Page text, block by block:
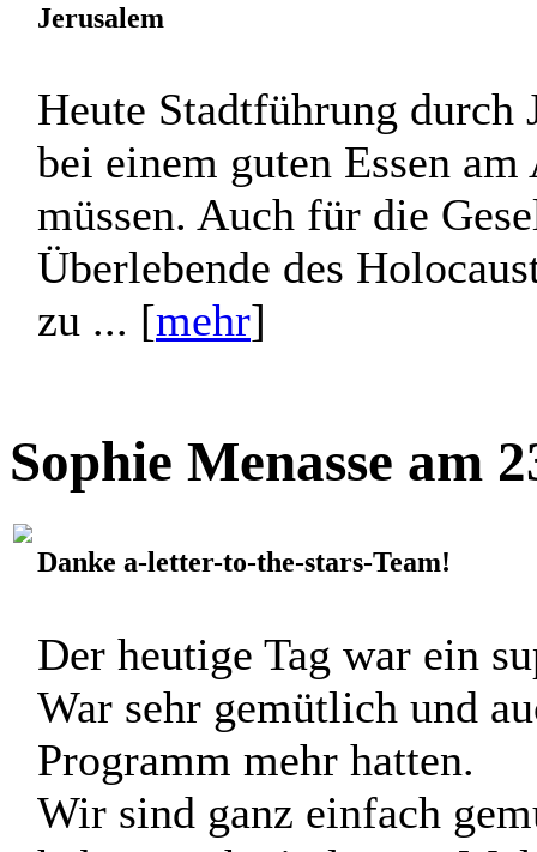
Gabriel Dreier am
Jerusalem
Heute Stadtführung durch
bei einem guten Essen
Überlebende des
zu ... [mehr]
Sophie Menasse am
Danke a-letter-to-the-stars-Team!
Der heutige Tag war ein